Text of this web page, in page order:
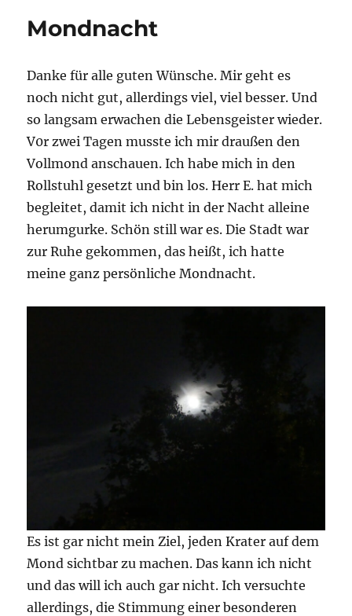
Mondnacht
Danke für alle guten Wünsche. Mir geht es
noch nicht gut, allerdings viel, viel besser. Und
so langsam erwachen die Lebensgeister wieder.
V0r zwei Tagen musste ich mir draußen den
Vollmond anschauen. Ich habe mich in den
Rollstuhl gesetzt und bin los. Herr E. hat mich
begleitet, damit ich nicht in der Nacht alleine
herumgurke. Schön still war es. Die Stadt war
zur Ruhe gekommen, das heißt, ich hatte
meine ganz persönliche Mondnacht.
Es ist gar nicht mein Ziel, jeden Krater auf dem
Mond sichtbar zu machen. Das kann ich nicht
und das will ich auch gar nicht. Ich versuchte
allerdings, die Stimmung einer besonderen